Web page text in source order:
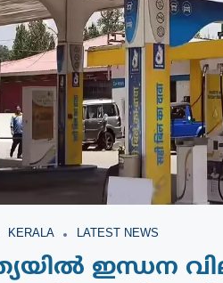
KERALA LATEST NEWS
ഇന്ധന വില